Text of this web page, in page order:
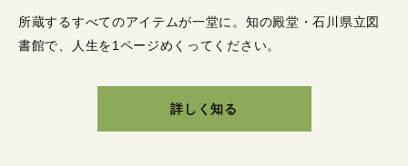
所蔵するすべてのアイテムが一堂に。 知の殿堂・石川県立図
書館で、人生を1ページめくってください。
詳しく知る